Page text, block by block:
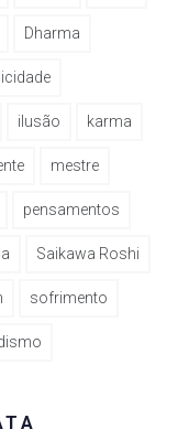
Dharma
ilusão karma
mestre
pensamentos
Saikawa Roshi
sofrimento